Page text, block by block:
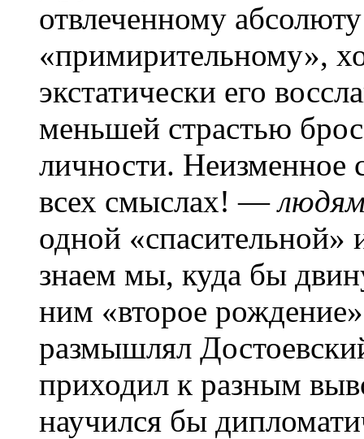
отвлеченному
«примирительному»,
экстатически его
меньшей страстью
личности. Неизменное
всех смыслах! —
одной «спасительной»
знаем мы, куда бы
ним «второе
размышлял
приходил к разным
научился бы